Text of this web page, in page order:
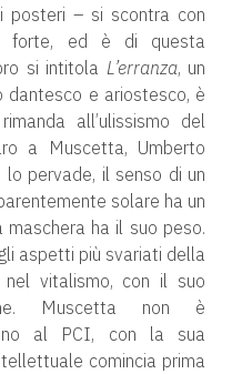
posteri – si scontra con
forte, ed è di questa
si intitola L’erranza, un
e ariostesco, è
all’ulissismo del
a Muscetta, Umberto
lo pervade, il senso di un
solare ha un
ha il suo peso.
aspetti più svariati della
vitalismo, con il suo
Muscetta non è
al PCI, con la sua
comincia prima